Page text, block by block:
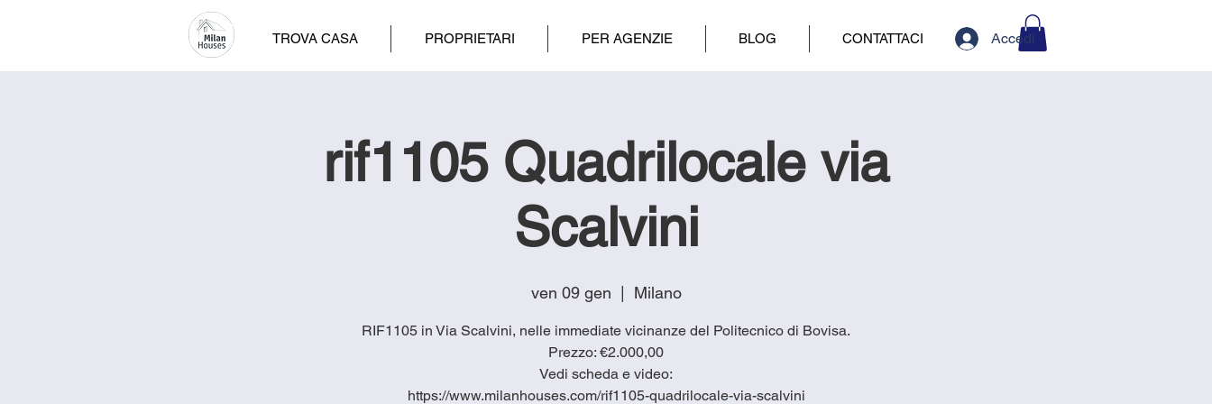
TROVA CASA PROPRIETARI PER AGENZIE BLOG CONTATTACI Accedi
rif1105 Quadrilocale via
Scalvini
ven 09 gen
  |
Milano
RIF1105 in Via Scalvini, nelle immediate vicinanze del Politecnico di Bovisa.
Prezzo: €2.000,00
Vedi scheda e video:
https://www.milanhouses.com/rif1105-quadrilocale-via-scalvini